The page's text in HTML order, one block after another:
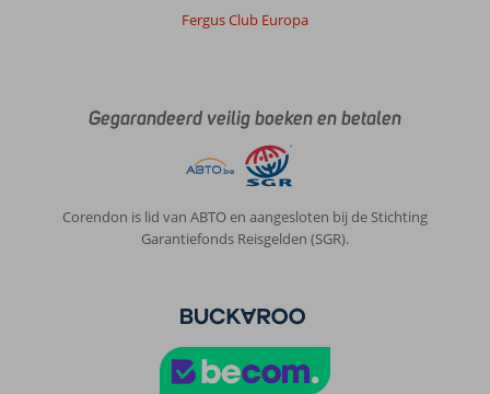
Fergus Club Europa
Gegarandeerd veilig boeken en betalen
Corendon is lid van ABTO en aangesloten bij de Stichting
Garantiefonds Reisgelden (SGR).